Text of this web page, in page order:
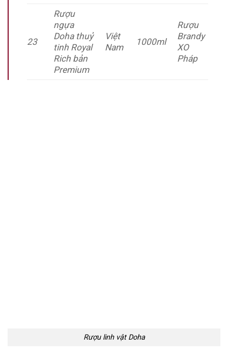
23
Rượu
ngựa
Doha thuỷ
tinh Royal
Rich bản
Premium
Việt
Nam
1000ml
Rượu
Brandy
XO
Pháp
Rượu linh vật Doha